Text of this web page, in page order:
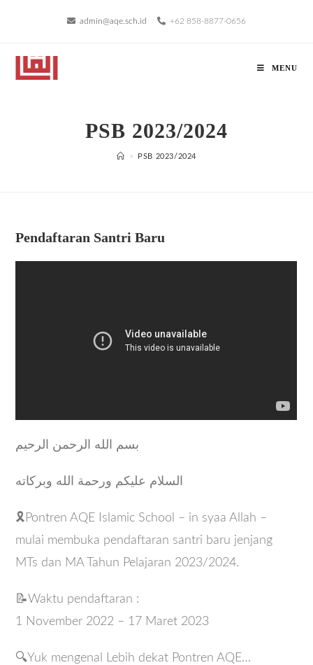
admin@aqe.sch.id +62 858-8877-0656
MENU
PSB 2023/2024
> PSB 2023/2024
Pendaftaran Santri Baru
بسم الله الرحمن الرحيم
السلام عليكم ورحمة الله وبركاته
🎗️Pontren AQE Islamic School – in syaa Allah –
mulai membuka pendaftaran santri baru jenjang
MTs dan MA Tahun Pelajaran 2023/2024.
📝Waktu pendaftaran :
1 November 2022 – 17 Maret 2023
🔍Yuk mengenal Lebih dekat Pontren AQE…